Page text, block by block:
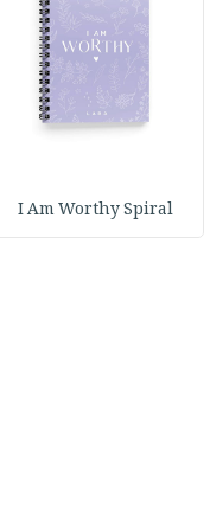
I Am Worthy Spiral